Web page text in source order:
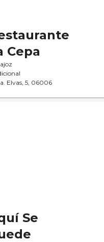
Cepa
Elvas, 5, 06006
Se